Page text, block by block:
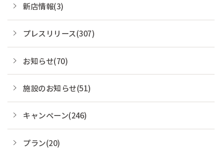
新店情報(3)
プレスリリース(307)
お知らせ(70)
施設のお知らせ(51)
キャンペーン(246)
プラン(20)